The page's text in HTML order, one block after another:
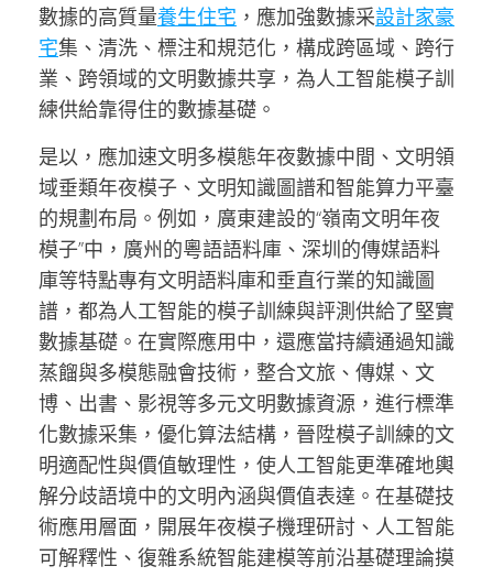
數據的高質量養生住宅 ，應加強數據采設計家豪
宅集、清洗、標注和規范化，構成跨區域、跨行
業、跨領域的文明數據共享，為人工智能模子訓
練供給靠得住的數據基礎。
是以，應加速文明多模態年夜數據中間、文明領
域垂類年夜模子、文明知識圖譜和智能算力平臺
的規劃布局。例如，廣東建設的“嶺南文明年夜
模子”中，廣州的粵語語料庫、深圳的傳媒語料
庫等特點專有文明語料庫和垂直行業的知識圖
譜，都為人工智能的模子訓練與評測供給了堅實
數據基礎。在實際應用中，還應當持續通過知識
蒸餾與多模態融會技術，整合文旅、傳媒、文
博、出書、影視等多元文明數據資源，進行標準
化數據采集，優化算法結構，晉陞模子訓練的文
明適配性與價值敏理性，使人工智能更準確地輿
解分歧語境中的文明內涵與價值表達。在基礎技
術應用層面，開展年夜模子機理研討、人工智能
可解釋性、復雜系統智能建模等前沿基礎理論摸